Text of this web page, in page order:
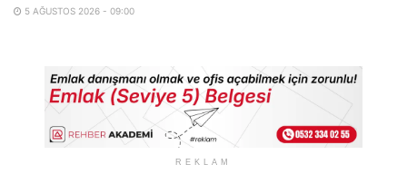
5 AĞUSTOS 2026 - 09:00
REKLAM